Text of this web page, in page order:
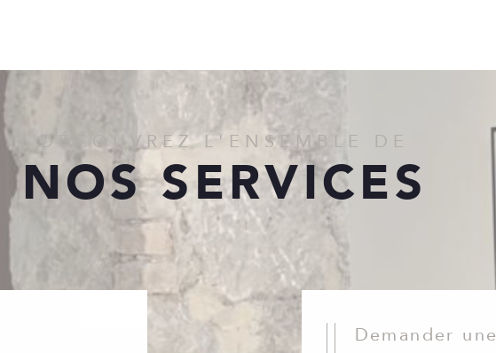
DÉCOUVREZ L'ENSEMBLE DE
NOS SERVICES
Demander une